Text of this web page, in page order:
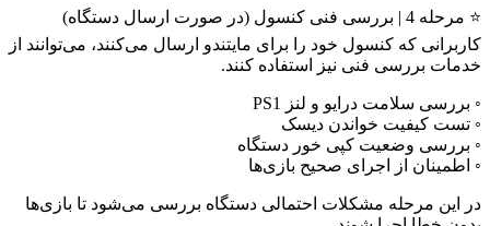
⭐ مرحله 4 | بررسی فنی کنسول (در صورت ارسال دستگاه)
کاربرانی که کنسول خود را برای مایتندو ارسال می‌کنند، می‌توانند از
خدمات بررسی فنی نیز استفاده کنند.
◦ بررسی سلامت درایو و لنز PS1
◦ تست کیفیت خواندن دیسک
◦ بررسی وضعیت کپی خور دستگاه
◦ اطمینان از اجرای صحیح بازی‌ها
در این مرحله مشکلات احتمالی دستگاه بررسی می‌شود تا بازی‌ها